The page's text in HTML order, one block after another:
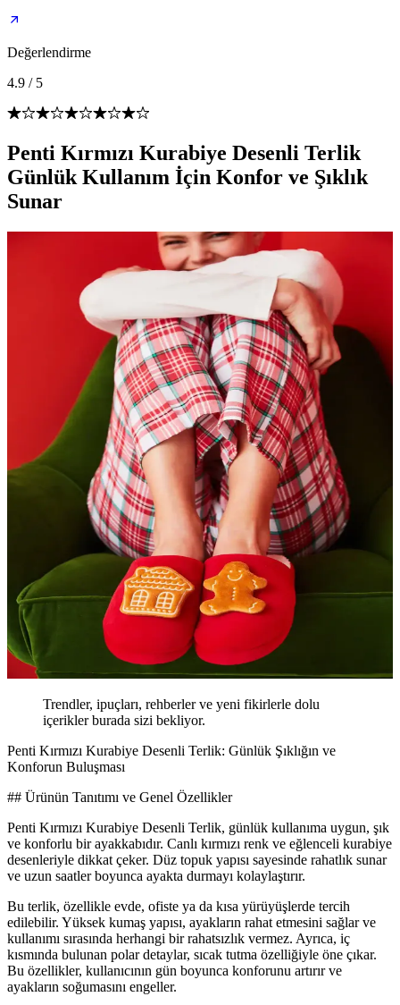
Değerlendirme
4.9 / 5
Penti Kırmızı Kurabiye Desenli Terlik
Günlük Kullanım İçin Konfor ve Şıklık
Sunar
Trendler, ipuçları, rehberler ve yeni fikirlerle dolu
içerikler burada sizi bekliyor.
Penti Kırmızı Kurabiye Desenli Terlik: Günlük Şıklığın ve
Konforun Buluşması
## Ürünün Tanıtımı ve Genel Özellikler
Penti Kırmızı Kurabiye Desenli Terlik, günlük kullanıma uygun, şık
ve konforlu bir ayakkabıdır. Canlı kırmızı renk ve eğlenceli kurabiye
desenleriyle dikkat çeker. Düz topuk yapısı sayesinde rahatlık sunar
ve uzun saatler boyunca ayakta durmayı kolaylaştırır.
Bu terlik, özellikle evde, ofiste ya da kısa yürüyüşlerde tercih
edilebilir. Yüksek kumaş yapısı, ayakların rahat etmesini sağlar ve
kullanımı sırasında herhangi bir rahatsızlık vermez. Ayrıca, iç
kısmında bulunan polar detaylar, sıcak tutma özelliğiyle öne çıkar.
Bu özellikler, kullanıcının gün boyunca konforunu artırır ve
ayakların soğumasını engeller.